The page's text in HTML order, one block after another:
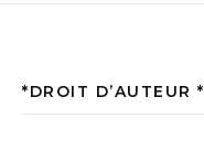
*DROIT D’AUTEUR *